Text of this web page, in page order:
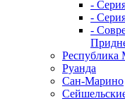
-
-
-
Республика
Руанда
Сан-Марино